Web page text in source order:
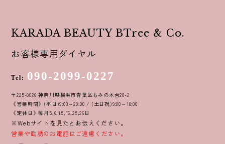
KARADA BEAUTY BTree & Co.
お客様専用ダイヤル
Tel: 090-2099-0227
〒225-0026 神奈川県横浜市青葉区もみの木台20-2
《営業時間》(平日)9:00～20:00 / (土日祝)9:00～18:00
《定休日》毎月5,6,15,16,25,26日
※Webサイトを見たとお伝えください。
営業や勧誘のお電話はご遠慮ください。